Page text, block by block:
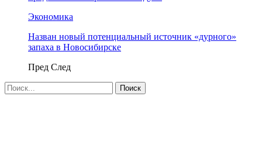
Экономика
Назван новый потенциальный источник «дурного»
запаха в Новосибирске
Пред След